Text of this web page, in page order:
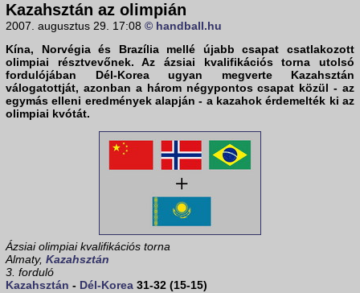
Kazahsztán az olimpián
2007. augusztus 29. 17:08 © handball.hu
Kína, Norvégia és Brazília mellé újabb csapat csatlakozott
olimpiai résztvevőnek. Az ázsiai kvalifikációs torna utolsó
fordulójában Dél-Koreaugyan megverte Kazahsztán
válogatottját, azonban a három négypontos csapat közül - az
egymás elleni eredmények alapján - a kazahok érdemelték ki az
olimpiai kvótát.
Ázsiai olimpiai kvalifikációs torna
Almaty, Kazahsztán
3. forduló
Kazahsztán - Dél-Korea 31-32 (15-15)